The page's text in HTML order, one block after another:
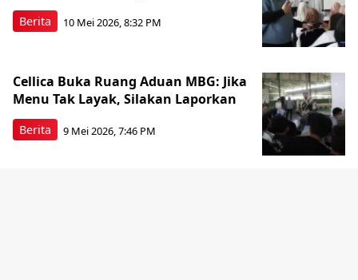
Berita 10 Mei 2026, 8:32 PM
Berita
Cellica Buka Ruang Aduan MBG: Jika
Menu Tak Layak, Silakan Laporkan
9 Mei 2026, 7:46 PM